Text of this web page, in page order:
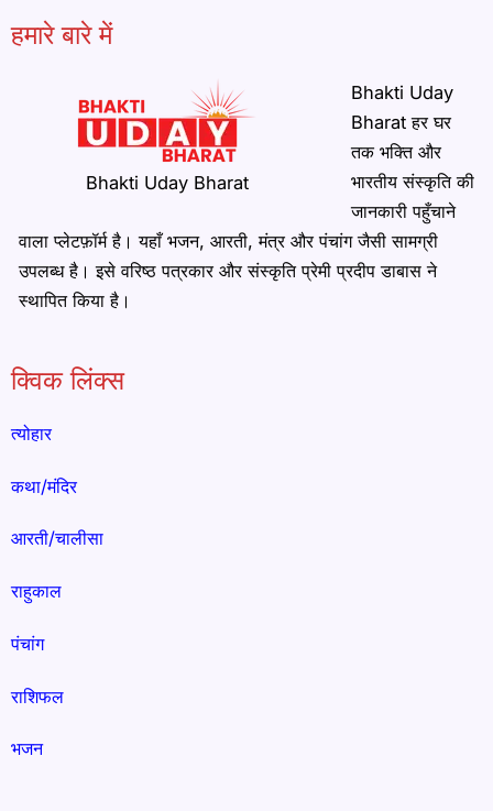
हमारे बारे में
Bhakti Uday Bharat
Bhakti Uday
Bharat हर घर
तक भक्ति और
भारतीय संस्कृति की
जानकारी पहुँचाने
वाला प्लेटफ़ॉर्म है। यहाँ भजन, आरती, मंत्र और पंचांग जैसी सामग्री
उपलब्ध है। इसे वरिष्ठ पत्रकार और संस्कृति प्रेमी प्रदीप डाबास ने
स्थापित किया है।
क्विक लिंक्स
त्योहार
कथा/मंदिर
आरती/चालीसा
राहुकाल
पंचांग
राशिफल
भजन